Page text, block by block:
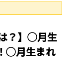
？】◯月生
◯月生まれ